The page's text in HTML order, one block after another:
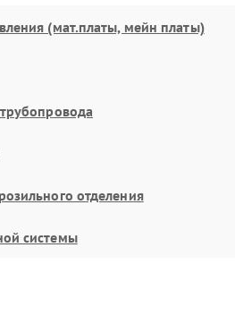
(мат.платы, мейн платы)
отделения
системы